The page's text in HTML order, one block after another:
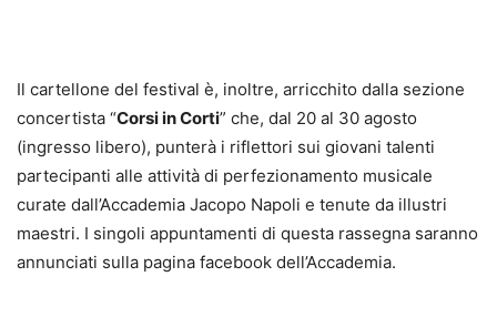
Il cartellone del festival è, inoltre, arricchito dalla sezione
concertista “Corsi in Corti” che, dal 20 al 30 agosto
(ingresso libero), punterà i riflettori sui giovani talenti
partecipanti alle attività di perfezionamento musicale
curate dall’Accademia Jacopo Napoli e tenute da illustri
maestri. I singoli appuntamenti di questa rassegna saranno
annunciati sulla pagina facebook dell’Accademia.